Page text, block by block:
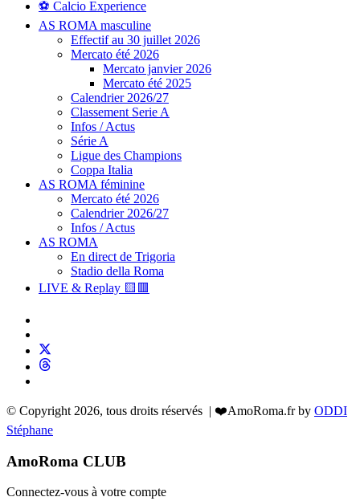
⚽ Calcio Experience
AS ROMA masculine
Effectif au 30 juillet 2026
Mercato été 2026
Mercato janvier 2026
Mercato été 2025
Calendrier 2026/27
Classement Serie A
Infos / Actus
Série A
Ligue des Champions
Coppa Italia
AS ROMA féminine
Mercato été 2026
Calendrier 2026/27
Infos / Actus
AS ROMA
En direct de Trigoria
Stadio della Roma
LIVE & Replay 🟨🟥
© Copyright 2026, tous droits réservés | ❤️AmoRoma.fr by ODDI
Stéphane
AmoRoma CLUB
Connectez-vous à votre compte